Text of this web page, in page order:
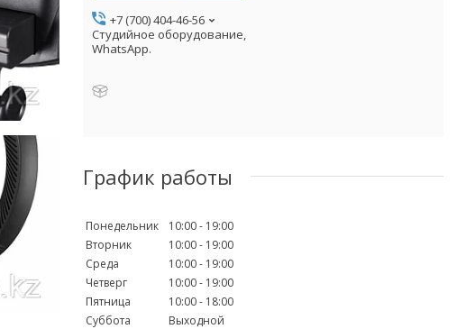
+7 (700) 404-46-56
Студийное оборудование,
WhatsApp.
График работы
Понедельник 10:00
19:00
Вторник
10:00
19:00
Среда
10:00
19:00
Четверг
10:00
19:00
Пятница
10:00
18:00
Суббота
Выходной